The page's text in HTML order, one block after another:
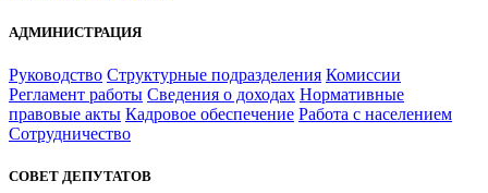
АДМИНИСТРАЦИЯ
Руководство Структурные подразделения Комиссии
Регламент работы Сведения о доходах Нормативные
правовые акты Кадровое обеспечение Работа с населением
Сотрудничество
СОВЕТ ДЕПУТАТОВ